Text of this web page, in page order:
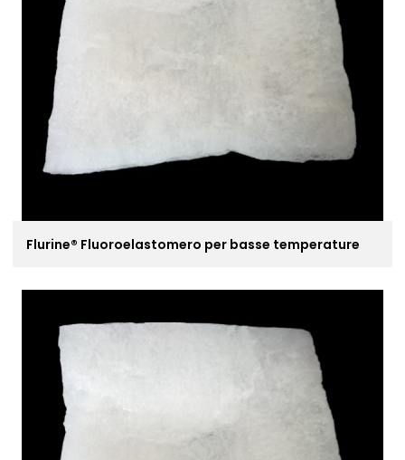
Flurine® Fluoroelastomero per basse temperature